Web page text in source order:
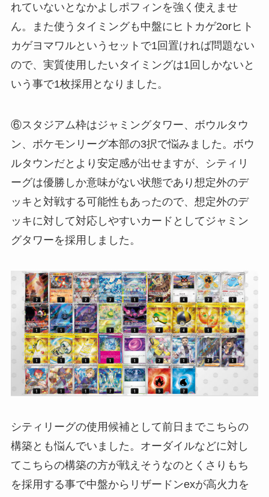
れていないとなかよしポフィンを強く使えませ
ん。また使うタイミングも中盤にヒトカゲ2orヒト
カゲヨマワルというセットで1回置ければ問題ない
ので、実質使用したいタイミングは1回しかないと
いう事で1枚採用となりました。
⑥スタジアム枠はジャミングタワー、ボウルタウ
ン、ポケモンリーグ本部の3択で悩みました。ボウ
ルタウンだとより安定感が出せますが、シティリ
ーグは優勝しか意味がない状態であり想定外のデ
ッキと対戦する可能性もあったので、想定外のデ
ッキに対して対応しやすいカードとしてジャミン
グタワーを採用しました。
シティリーグの使用候補として前日までこちらの
構築とも悩んでいました。オーダイルなどに対し
てこちらの構築の方が戦えそうなのとくさりもち
を採用する事で中盤からリザードンexが高火力を